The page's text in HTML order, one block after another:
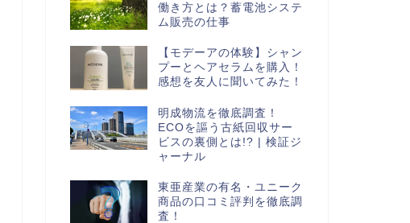
働き方とは？蓄電池システ
ム販売の仕事
【モデーアの体験】シャン
プーとヘアセラムを購入！
感想を友人に聞いてみた！
明成物流を徹底調査！
ECOを謳う古紙回収サー
ビスの裏側とは!? | 検証ジ
ャーナル
東亜産業の有名・ユニーク
商品の口コミ評判を徹底調
査！